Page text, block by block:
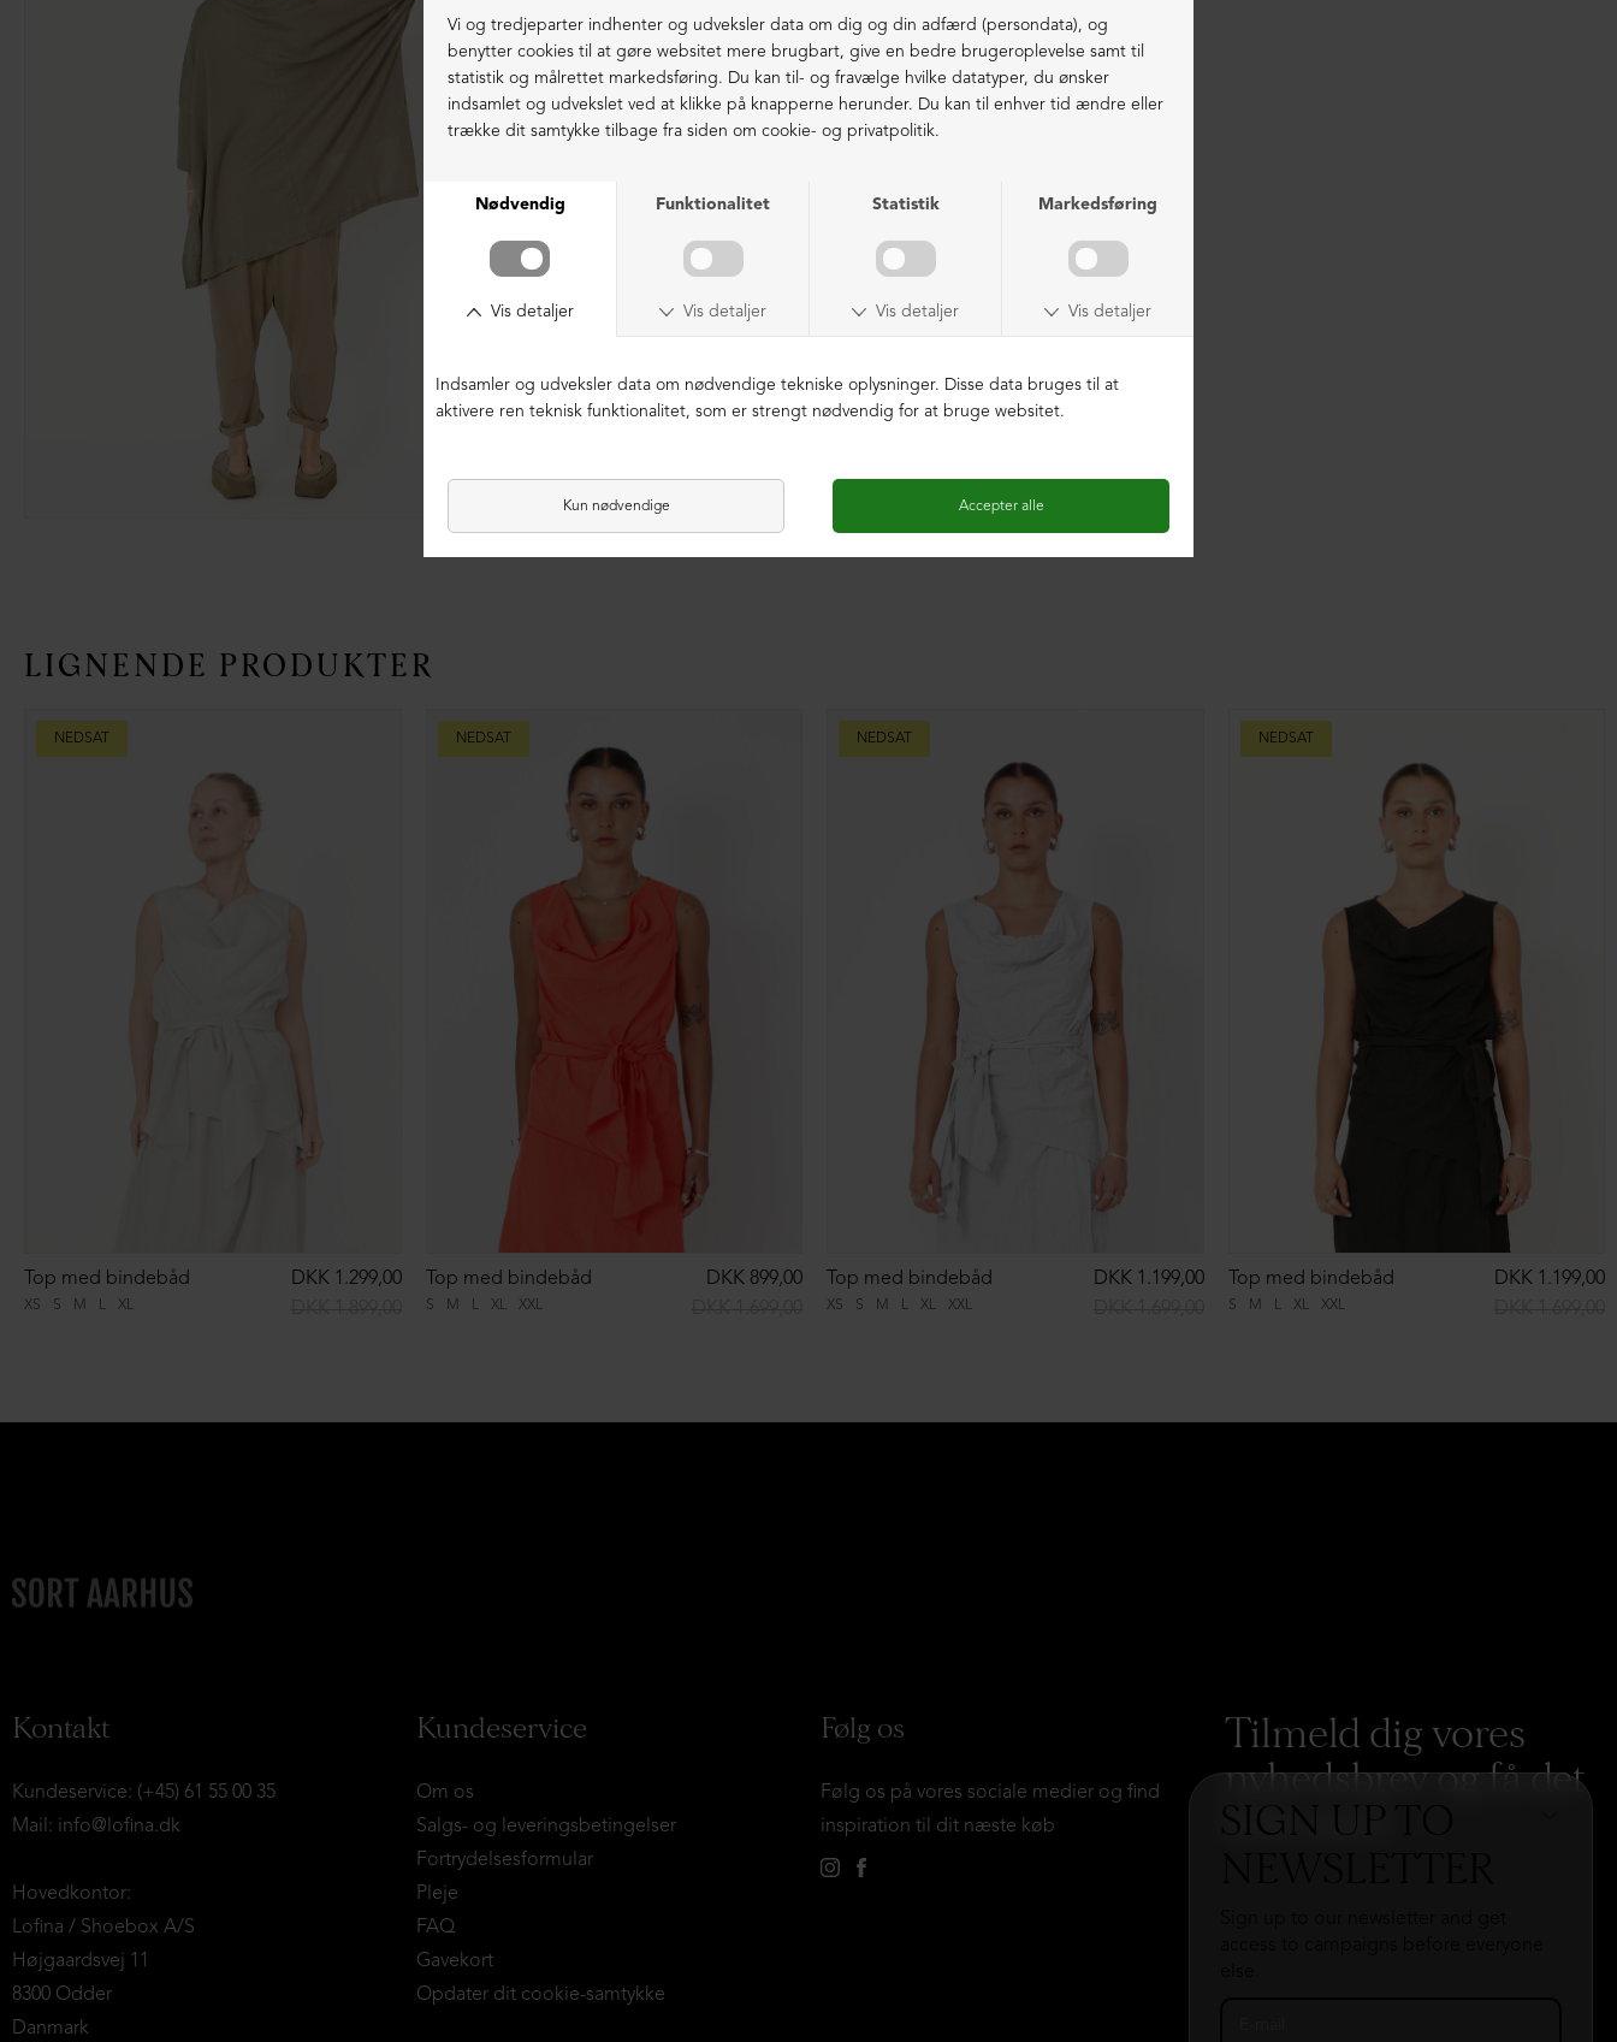
SIGN UP TO
LIGNENDE PRODUKTER
NEDSAT
XS S M L XL
Top med bindebåd
DKK 1.299,00
NEDSAT
S M L XL XXL
Top med bindebåd
DKK 899,00
NEDSAT
XS S M L XL XXL
Top med bindebåd
DKK 1.199,00
NEDSAT
S M L XL XXL
Top med bindebåd
DKK 1.199,00
Kontakt
Kundeservice: (+45) 61 55 00 35
Mail: info@lofina.dk
Hovedkontor:
Lofina / Shoebox A/S
Højgaardsvej 11
8300 Odder
Danmark
Kundeservice
Om os
Salgs- og leveringsbetingelser
Fortrydelsesformular
Pleje
FAQ
Gavekort
Opdater dit cookie-samtykke
Følg os
Følg os på vores sociale medier og find
inspiration til dit næste køb
Tilmeld dig vores
nyhedsbrev og få det
hele med